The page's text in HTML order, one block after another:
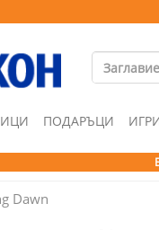
ПОДАРЪЦИ
Dawn